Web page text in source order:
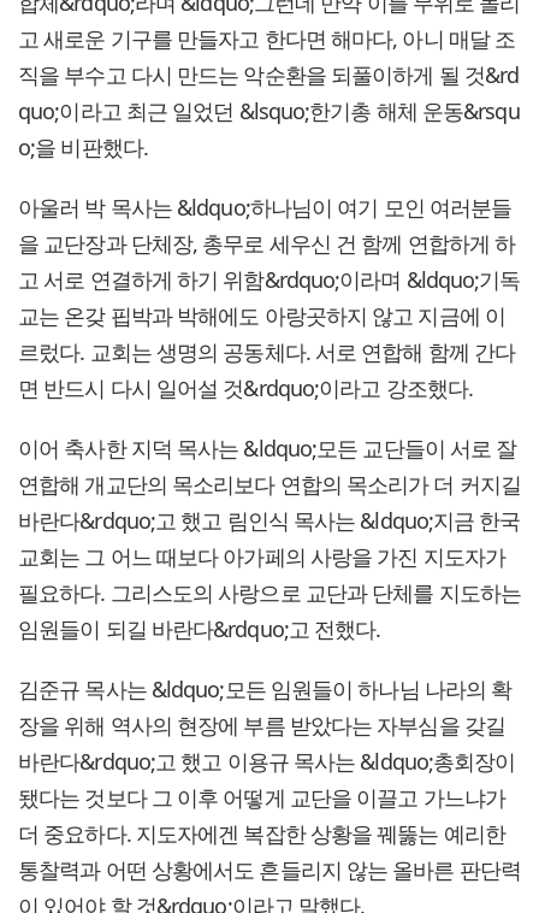
고 새로운 기구를 만들자고 한다면 해마다, 아니 매달 조
직을 부수고 다시 만드는 악순환을 되풀이하게 될 것&rd
quo;이라고 최근 일었던 &lsquo;한기총 해체 운동&rsqu
o;을 비판했다.
아울러 박 목사는 &ldquo;하나님이 여기 모인 여러분들
을 교단장과 단체장, 총무로 세우신 건 함께 연합하게 하
고 서로 연결하게 하기 위함&rdquo;이라며 &ldquo;기독
교는 온갖 핍박과 박해에도 아랑곳하지 않고 지금에 이
르렀다. 교회는 생명의 공동체다. 서로 연합해 함께 간다
면 반드시 다시 일어설 것&rdquo;이라고 강조했다.
이어 축사한 지덕 목사는 &ldquo;모든 교단들이 서로 잘
연합해 개교단의 목소리보다 연합의 목소리가 더 커지길
바란다&rdquo;고 했고 림인식 목사는 &ldquo;지금 한국
교회는 그 어느 때보다 아가페의 사랑을 가진 지도자가
필요하다. 그리스도의 사랑으로 교단과 단체를 지도하는
임원들이 되길 바란다&rdquo;고 전했다.
김준규 목사는 &ldquo;모든 임원들이 하나님 나라의 확
장을 위해 역사의 현장에 부름 받았다는 자부심을 갖길
바란다&rdquo;고 했고 이용규 목사는 &ldquo;총회장이
됐다는 것보다 그 이후 어떻게 교단을 이끌고 가느냐가
더 중요하다. 지도자에겐 복잡한 상황을 꿰뚫는 예리한
통찰력과 어떤 상황에서도 흔들리지 않는 올바른 판단력
이 있어야 할 것&rdquo;이라고 말했다.